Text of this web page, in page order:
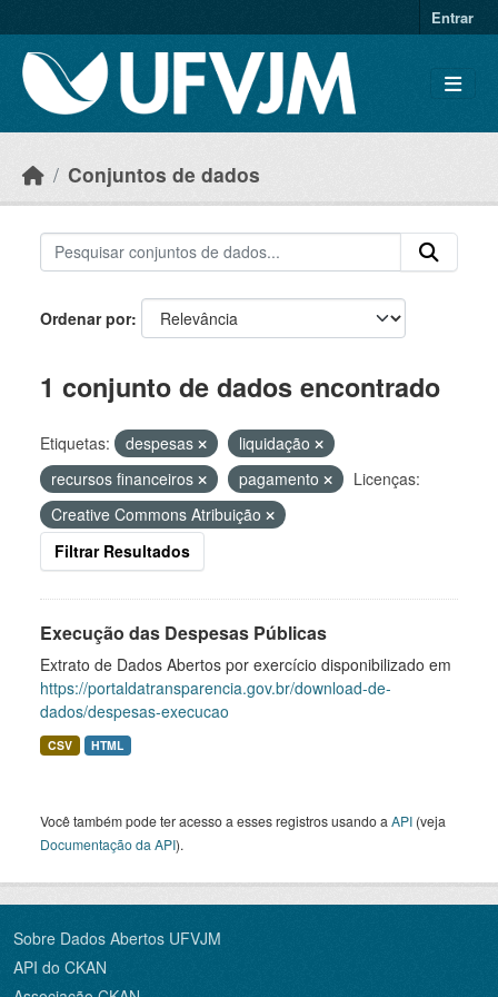
Entrar
Conjuntos de dados
Ordenar por
1 conjunto de dados encontrado
Etiquetas: despesas
liquidação
recursos financeiros
pagamento
Licenças:
Creative Commons Atribuição
Filtrar Resultados
Execução das Despesas Públicas
Extrato de Dados Abertos por exercício disponibilizado em
https://portaldatransparencia.gov.br/download-de-
dados/despesas-execucao
CSV HTML
Você também pode ter acesso a esses registros usando a API (veja
Documentação da API).
Sobre Dados Abertos UFVJM
API do CKAN